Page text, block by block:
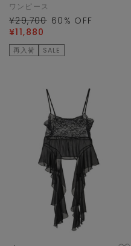
ワンピース
¥29,700 60 % OFF
¥11,880
再入荷 SALE